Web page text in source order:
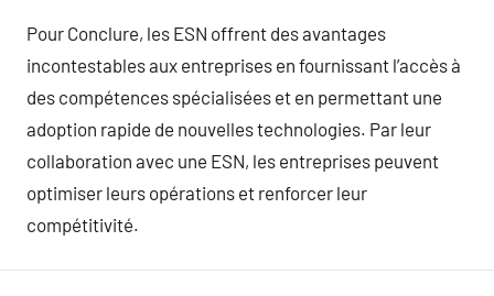
Pour Conclure, les ESN offrent des avantages
incontestables aux entreprises en fournissant l’accès à
des compétences spécialisées et en permettant une
adoption rapide de nouvelles technologies. Par leur
collaboration avec une ESN, les entreprises peuvent
optimiser leurs opérations et renforcer leur
compétitivité.